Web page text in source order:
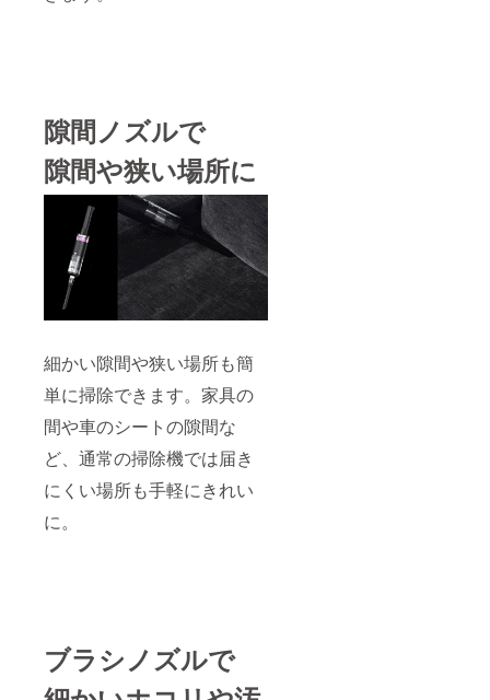
隙間ノズルで
隙間や狭い場所に
細かい隙間や狭い場所も簡
単に掃除できます。家具の
間や車のシートの隙間な
ど、通常の掃除機では届き
にくい場所も手軽にきれい
に。
ブラシノズルで